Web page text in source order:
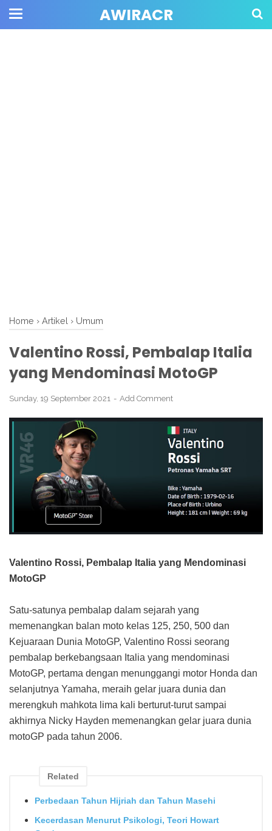
AWIRACR
Home › Artikel › Umum
Valentino Rossi, Pembalap Italia
yang Mendominasi MotoGP
Sunday, 19 September 2021 Add Comment
Valentino Rossi, Pembalap Italia yang Mendominasi
MotoGP
Satu-satunya pembalap dalam sejarah yang
memenangkan balan moto kelas 125, 250, 500 dan
Kejuaraan Dunia MotoGP, Valentino Rossi seorang
pembalap berkebangsaan Italia yang mendominasi
MotoGP, pertama dengan menunggangi motor Honda dan
selanjutnya Yamaha, meraih gelar juara dunia dan
merengkuh mahkota lima kali berturut-turut sampai
akhirnya Nicky Hayden memenangkan gelar juara dunia
motoGP pada tahun 2006.
Related
Perbedaan Tahun Hijriah dan Tahun Masehi
Kecerdasan Menurut Psikologi, Teori Howart